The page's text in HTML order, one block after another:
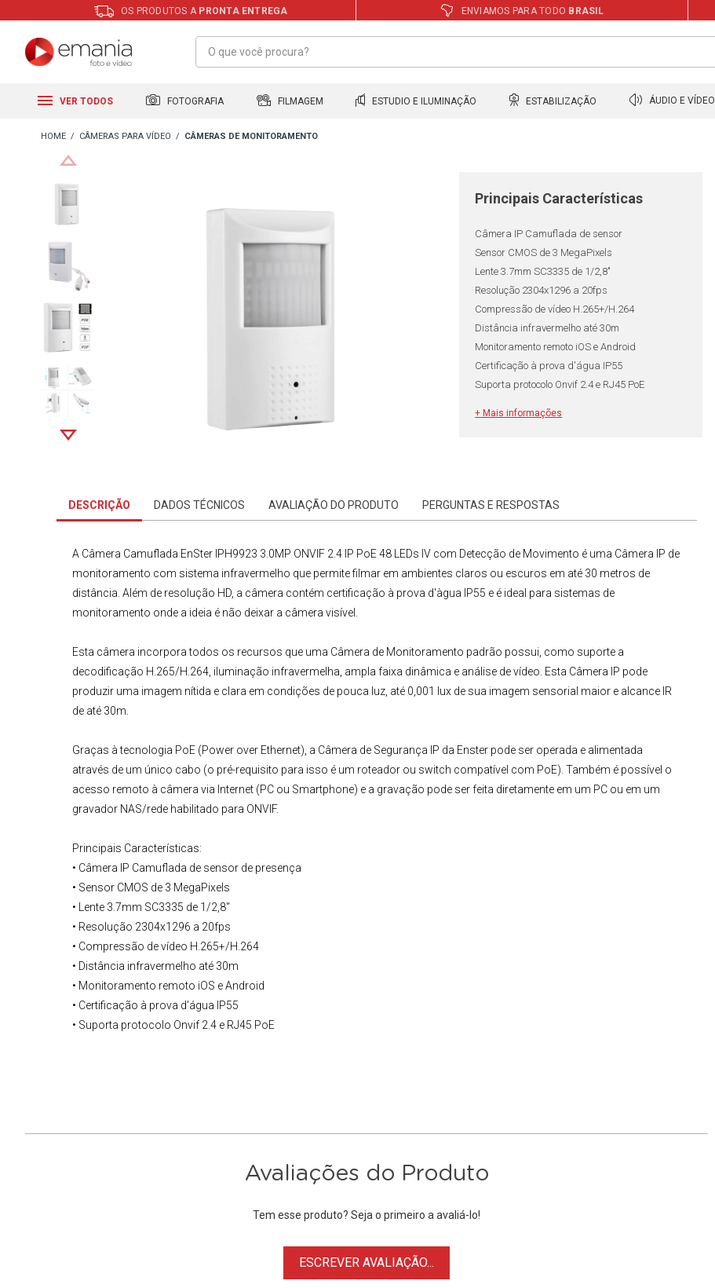
OS PRODUTOS A PRONTA ENTREGA ENVIAMOS PARA TODO BRASIL
VER TODOS FOTOGRAFIA FILMAGEM ESTUDIO E ILUMINAÇÃO ESTABILIZAÇÃO ÁUDIO E VÍDEO
CÂMERAS PARA VÍDEO CÂMERAS DE MONITORAMENTO
Principais Características
Câmera IP Camuflada de sensor
Sensor CMOS de 3 MegaPixels
Lente 3.7mm SC3335 de 1/2,8"
Resolução 2304x1296 a 20fps
Compressão de vídeo H.265+/H.264
Distância infravermelho até 30m
Monitoramento remoto iOS e Android
Certificação à prova d'água IP55
Suporta protocolo Onvif 2.4 e RJ45 PoE
+ Mais informações
DESCRIÇÃO DADOS TÉCNICOS AVALIAÇÃO DO PRODUTO PERGUNTAS E RESPOSTAS
A Câmera Camuflada EnSter IPH9923 3.0MP ONVIF 2.4 IP PoE 48 LEDs IV com Detecção de Movimento é uma Câmera IP de
monitoramento com sistema infravermelho que permite filmar em ambientes claros ou escuros em até 30 metros de
distância. Além de resolução HD, a câmera contém certificação à prova d'àgua IP55 e é ideal para sistemas de
monitoramento onde a ideia é não deixar a câmera visível.
Esta câmera incorpora todos os recursos que uma Câmera de Monitoramento padrão possui, como suporte a
decodificação H.265/H.264, iluminação infravermelha, ampla faixa dinâmica e análise de vídeo. Esta Câmera IP pode
produzir uma imagem nítida e clara em condições de pouca luz, até 0,001 lux de sua imagem sensorial maior e alcance IR
de até 30m.
Graças à tecnologia PoE (Power over Ethernet), a Câmera de Segurança IP da Enster pode ser operada e alimentada
através de um único cabo (o pré-requisito para isso é um roteador ou switch compatível com PoE). Também é possível o
acesso remoto à câmera via Internet (PC ou Smartphone) e a gravação pode ser feita diretamente em um PC ou em um
gravador NAS/rede habilitado para ONVIF.
Principais Características:
• Câmera IP Camuflada de sensor de presença
• Sensor CMOS de 3 MegaPixels
• Lente 3.7mm SC3335 de 1/2,8"
• Resolução 2304x1296 a 20fps
• Compressão de vídeo H.265+/H.264
• Distância infravermelho até 30m
• Monitoramento remoto iOS e Android
• Certificação à prova d'água IP55
• Suporta protocolo Onvif 2.4 e RJ45 PoE
Avaliações do Produto
Tem esse produto? Seja o primeiro a avaliá-lo!
ESCREVER AVALIAÇÃO...